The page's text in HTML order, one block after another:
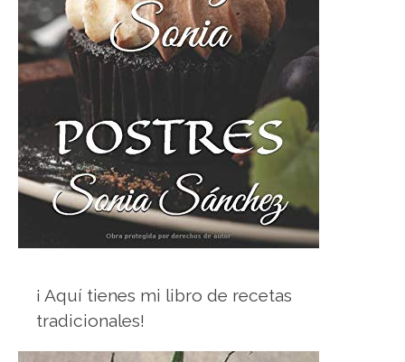
¡ Aquí tienes mi libro de recetas
tradicionales!